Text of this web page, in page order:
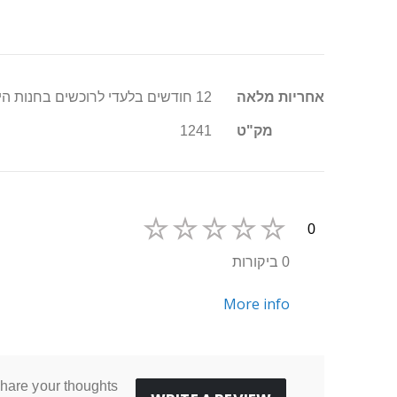
מידע
אחריות מלאה 12 חודשים בלעדי לרוכשים בחנות היבואן סופר טויס
מק"ט 1241
0
0 ביקורות
More info
your thoughts